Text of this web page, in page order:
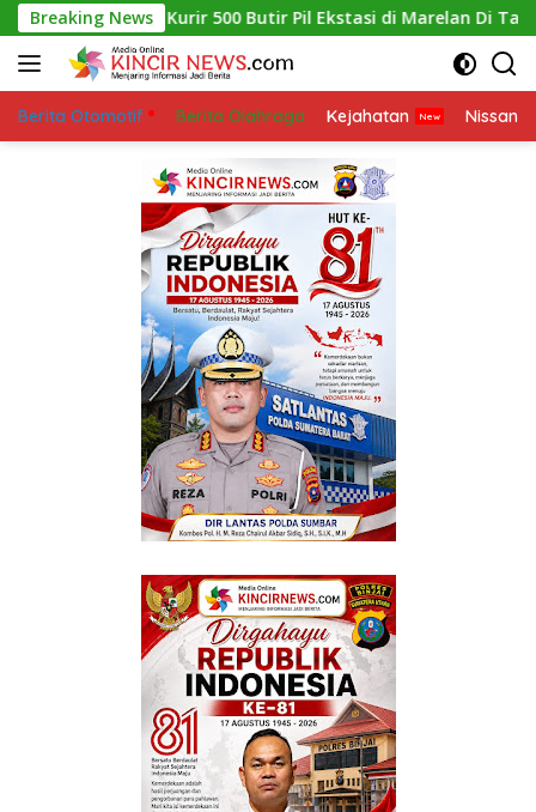
Skip
to
content
Breaking News
Jeki Kurir 500 Butir Pil Ekstasi di Marelan Di Tangkap Polres
Berita Otomotif Berita Olahraga Kejahatan Nissan